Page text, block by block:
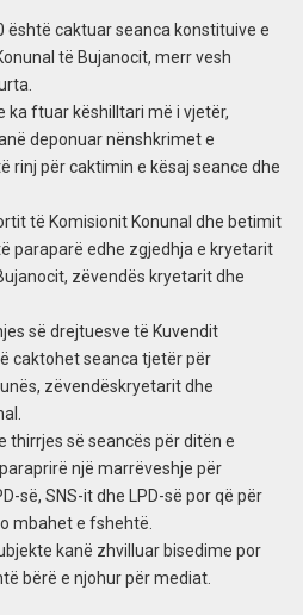
është caktuar seanca konstituive e
të Bujanocit, merr vesh
ka ftuar këshilltari më i vjetër,
deponuar nënshkrimet e
rinj për caktimin e kësaj seance dhe
të Komisionit Konunal dhe betimit
paraparë edhe zgjedhja e kryetarit
zëvendës kryetarit dhe
së drejtuesve të Kuvendit
caktohet seanca tjetër për
zëvendëskryetarit dhe
thirrjes së seancës për ditën e
një marrëveshje për
së, SNS-it dhe LPD-së por që për
mbahet e fshehtë.
kanë zhvilluar bisedime por
bërë e njohur për mediat.